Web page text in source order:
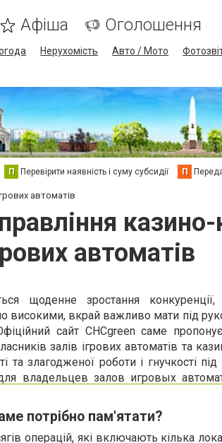
Афіша Оголошення
Нерухомість Авто / Мото
П Перевірити наявність і суму субсидії П
автоматів
автоматів
щоденне зростання
високими, вкрай важливо мати під
сайт CHCgreen саме
залів ігрових автоматів та
та злагодженої роботи і гнучкості під
владельцев залов игровых
потрібно пам'ятати?
операцій, які включають кілька